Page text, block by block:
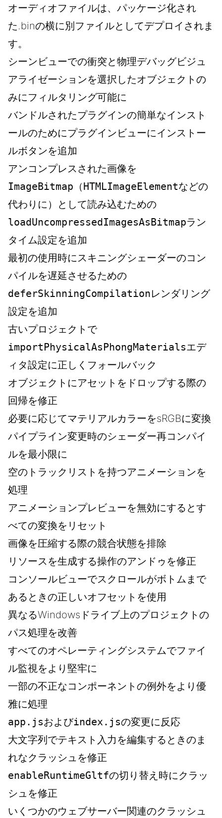
オーディオファイルは、パッケージ化され
た.binの横に別ファイルとしてデプロイされま
す。
シーンビューでの衝突と物理デバッグビジュ
アライゼーションを選択したオブジェクトの
みにフィルタリング可能に
バンドルされたプラグインの簡単なインスト
ールのためにプラグインビューにインストー
ルボタンを追加
アンコンプレスされた画像を
ImageBitmap （HTMLImageElementなどの
代わりに）として読み込むための
loadUncompressedImagesAsBitmapラン
タイム設定を追加
最初の使用時にスキニングシェーダーのコン
パイルを遅延させるための
deferSkinningCompilationレンダリング
設定を追加
古いプロジェクトで
importPhysicalAsPhongMaterialsエデ
ィタ設定に正しくフォールバック
オブジェクトにアセットをドロップする際の
回帰を修正
必要に応じてマテリアルカラーをsRGBに変換
パイプライン変更時のシェーダー再コンパイ
ルを最小限に
空のトラックリストを持つアニメーションを
処理
アニメーションプレビューを無効にするとす
べての変換をリセット
画像を圧縮する際の競合状態を排除
リソースを生成する操作のアンドゥを修正
コンソールビューでスクロールがボトムまで
あるときの正しいオフセットを使用
異なるWindowsドライブ上のプロジェクトの
パス処理を改善
すべてのオペレーティングシステムでファイ
ル監視をより堅牢に
一部の不正なコンポーネントの例外をより優
雅に処理
app.jsおよびindex.jsの変更に反応
大文字列でテキスト入力を編集するときのま
れなクラッシュを修正
enableRuntimeGltfの切り替え時にクラッ
シュを修正
いくつかのウェブサーバー関連のクラッシュ